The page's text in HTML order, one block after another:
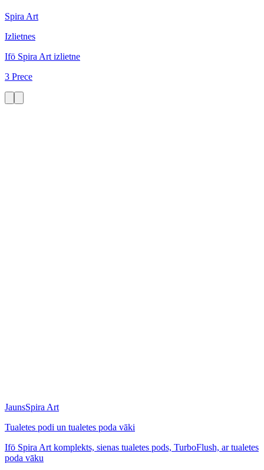
Spira Art
Izlietnes
Ifö Spira Art izlietne
3 Prece
JaunsSpira Art
Tualetes podi un tualetes poda vāki
Ifö Spira Art komplekts, sienas tualetes pods, TurboFlush, ar tualetes
poda vāku